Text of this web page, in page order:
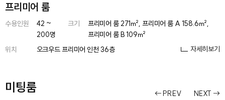
프리미어 룸
수용인원
42 ~
200명
크기
프리미어 룸 271㎡, 프리미어 룸 A 158.6㎡,
프리미어 룸 B 109㎡
위치
오크우드 프리미어 인천 36층 자세히보기
미팅룸 PREV NEXT